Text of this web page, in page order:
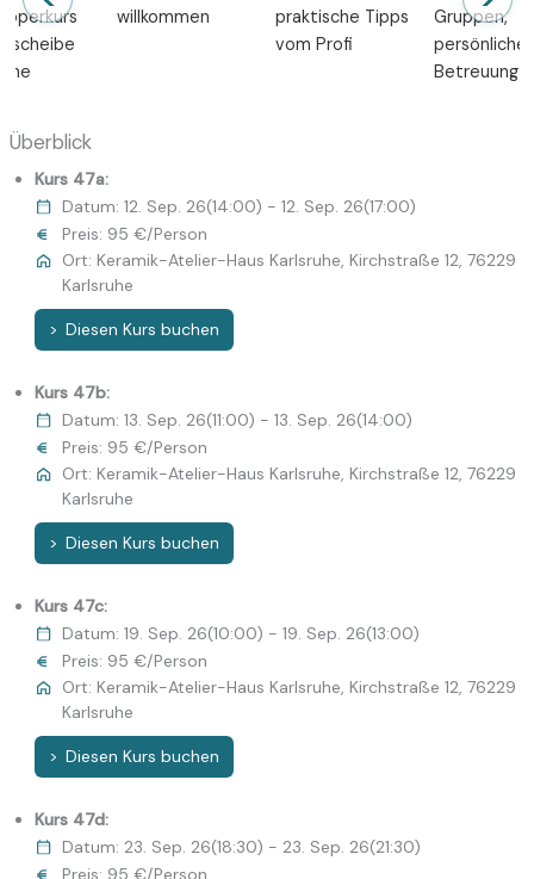
willkommen
praktische Tipps
vom Profi
Gruppen,
persönliche
Betreuung
Überblick
Kurs 47a:
Datum: 12. Sep. 26(14:00) - 12. Sep. 26(17:00)
Preis: 95 €/Person
Ort: Keramik-Atelier-Haus Karlsruhe, Kirchstraße 12, 76229
Karlsruhe
Diesen Kurs buchen
Kurs 47b:
Datum: 13. Sep. 26(11:00) - 13. Sep. 26(14:00)
Preis: 95 €/Person
Ort: Keramik-Atelier-Haus Karlsruhe, Kirchstraße 12, 76229
Karlsruhe
Diesen Kurs buchen
Kurs 47c:
Datum: 19. Sep. 26(10:00) - 19. Sep. 26(13:00)
Preis: 95 €/Person
Ort: Keramik-Atelier-Haus Karlsruhe, Kirchstraße 12, 76229
Karlsruhe
Diesen Kurs buchen
Kurs 47d:
Datum: 23. Sep. 26(18:30) - 23. Sep. 26(21:30)
Preis: 95 €/Person